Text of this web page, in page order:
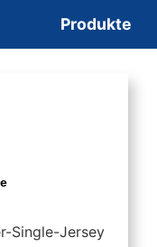
Produkte
Single-Jersey